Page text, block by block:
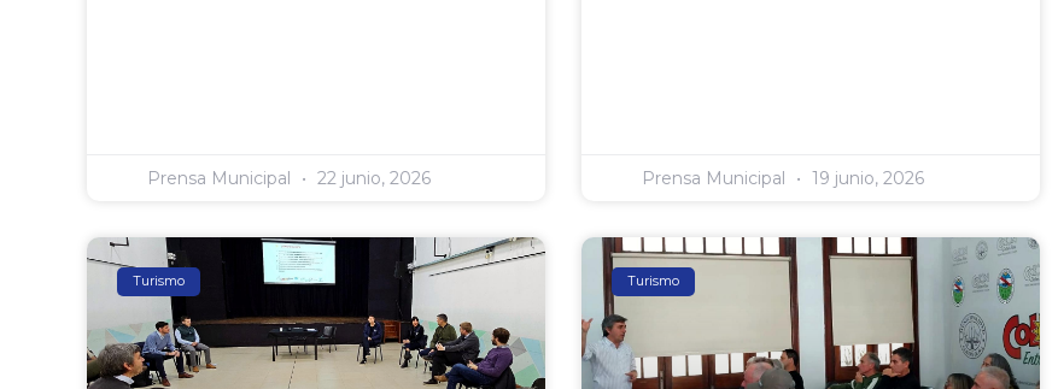
Prensa Municipal 22 junio, 2026 Prensa Municipal 19 junio, 2026
Turismo Turismo